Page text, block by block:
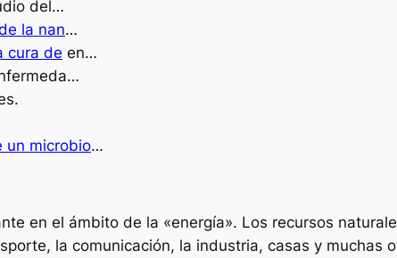
del…
la nan…
cura de en…
un microbio…
en el ámbito de la «energía». Los recursos
la comunicación, la industria, casas y muchas